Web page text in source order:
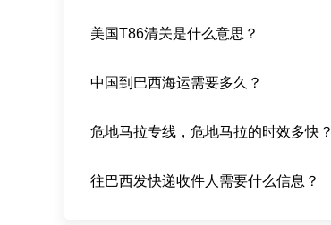
美国T86清关是什么意思？
中国到巴西海运需要多久？
危地马拉专线，危地马拉的时效多快？
往巴西发快递收件人需要什么信息？